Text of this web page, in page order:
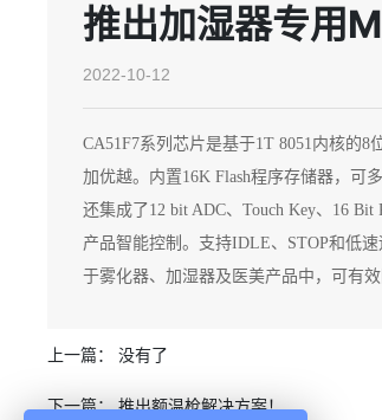
推出加湿器专用
2022-10-12
CA51F7系列芯片是基于1T 8051内核的
加优越。内置16K Flash程序存储器，可
还集成了12 bit ADC、Touch Key、16
产品智能控制。支持IDLE、STOP和低
于雾化器、加湿器及医美产品中，可有效
上一篇： 没有了
下一篇：推出额温枪解决方案！